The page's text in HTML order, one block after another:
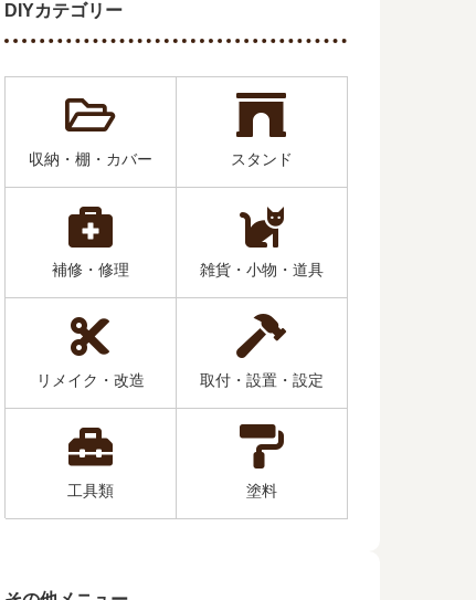
DIYカテゴリー
収納・棚・カバー スタンド
補修・修理 雑貨・小物・道具
リメイク・改造 取付・設置・設定
工具類 塗料